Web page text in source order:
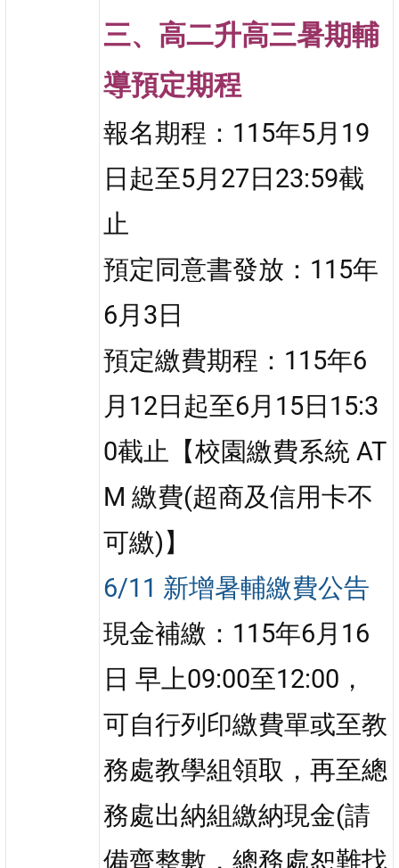
三、高二升高三暑期輔
導預定期程
報名期程：115年5月19
日起至5月27日23:59截
止
預定同意書發放：115年
6月3日
預定繳費期程：115年6
月12日起至6月15日15:3
0截止【校園繳費系統 AT
M 繳費(超商及信用卡不
可繳)】
6/11 新增暑輔繳費公告
現金補繳：115年6月16
日 早上09:00至12:00，
可自行列印繳費單或至教
務處教學組領取，再至總
務處出納組繳納現金(請
備齊整數，總務處恕難找